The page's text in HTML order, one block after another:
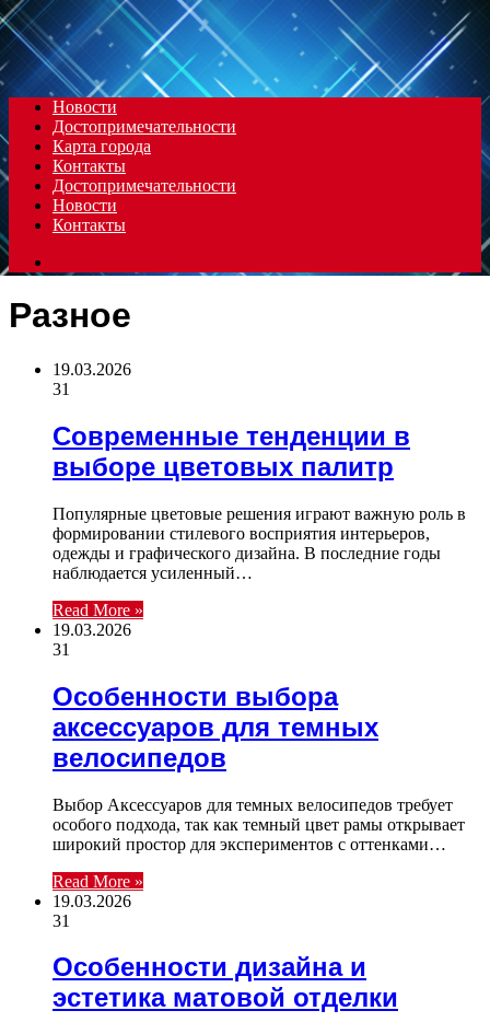
Menu
Новости
Достопримечательности
Карта города
Контакты
Достопримечательности
Новости
Контакты
for
Разное
19.03.2026
31
Современные тенденции в
выборе цветовых палитр
Популярные цветовые решения играют важную роль в
формировании стилевого восприятия интерьеров,
одежды и графического дизайна. В последние годы
наблюдается усиленный…
Read More »
19.03.2026
31
Особенности выбора
аксессуаров для темных
велосипедов
Выбор Аксессуаров для темных велосипедов требует
особого подхода, так как темный цвет рамы открывает
широкий простор для экспериментов с оттенками…
Read More »
19.03.2026
31
Особенности дизайна и
эстетика матовой отделки